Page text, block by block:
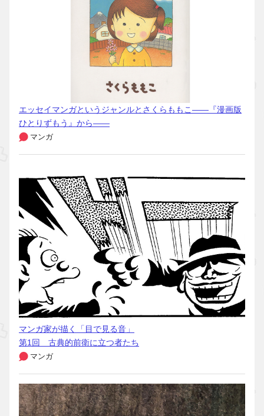
エッセイマンガというジャンルとさくらももこ――『漫画版
ひとりずもう』から――
マンガ
マンガ家が描く「目で見る音」
第1回 古典的前衛に立つ者たち
マンガ